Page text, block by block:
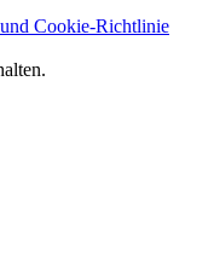
Cookie-Richtlinie